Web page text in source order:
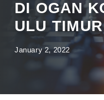
DI OGAN
ULU TIMUR
January 2, 2022